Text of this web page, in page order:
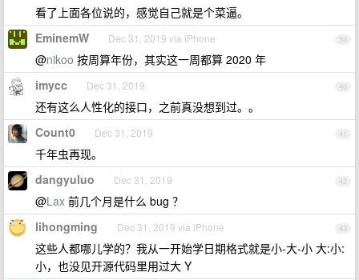
看了上面各位说的，感觉自己就是个菜逼。
39
EminemW Dec 31, 2019 via iPhone
@nikoo 按周算年份，其实这一周都算 2020 年
40
imycc Dec 31, 2019
还有这么人性化的接口，之前真没想到过。。
41
Count0 Dec 31, 2019
千年虫再现。
42
dangyuluo Dec 31, 2019
@Lax 前几个月是什么 bug ？
43
lihongming Dec 31, 2019 via iPhone
这些人都哪儿学的？我从一开始学日期格式就是小-大-小 大:小:
小，也没见开源代码里用过大 Y